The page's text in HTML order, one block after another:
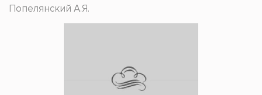
Попелянский А.Я.